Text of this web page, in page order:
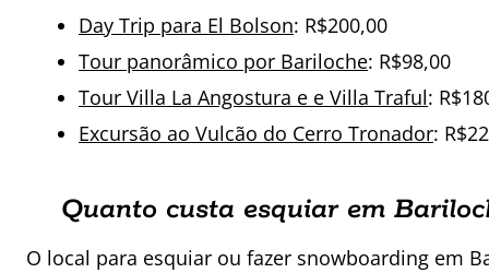
Day Trip para El Bolson: R$200,00
Tour panorâmico por Bariloche: R$98,00
Tour Villa La Angostura e e Villa Traful:
Excursão ao Vulcão do Cerro Tronador:
Quanto custa esquiar em
O local para esquiar ou fazer snowboarding em